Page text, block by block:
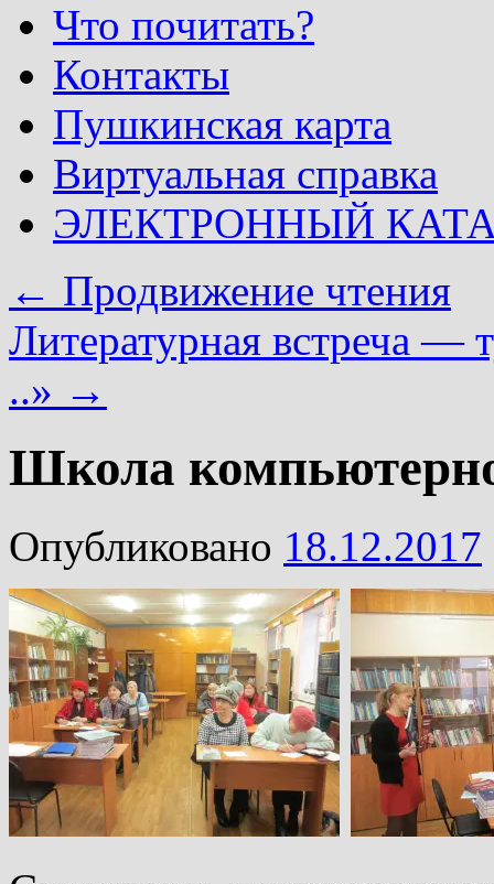
Что почитать?
Контакты
Пушкинская карта
Виртуальная справка
ЭЛЕКТРОННЫЙ
← Продвижение чтения
Литературная встреча —
..» →
Школа
Опубликовано 18.12.2017